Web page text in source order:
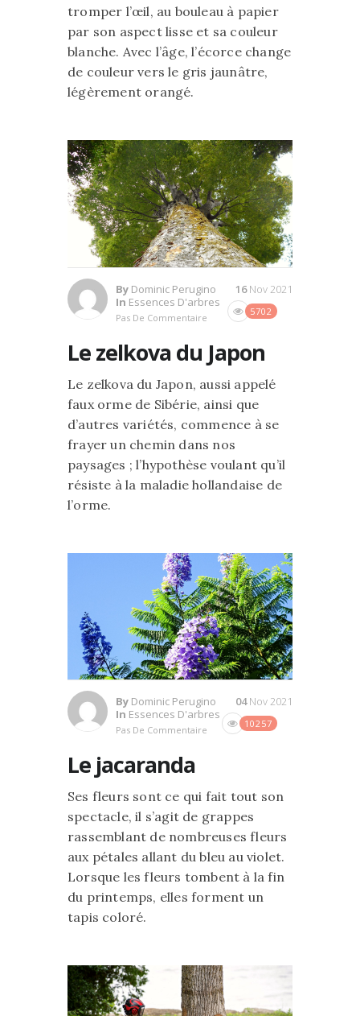
tromper l’œil, au bouleau à papier
par son aspect lisse et sa couleur
blanche. Avec l’âge, l’écorce change
de couleur vers le gris jaunâtre,
légèrement orangé.
By Dominic Perugino
In Essences D'arbres
Pas De Commentaire
5702
16Nov 2021
Le zelkova du Japon
Le zelkova du Japon, aussi appelé
faux orme de Sibérie, ainsi que
d’autres variétés, commence à se
frayer un chemin dans nos
paysages ; l’hypothèse voulant qu’il
résiste à la maladie hollandaise de
l’orme.
By Dominic Perugino
In Essences D'arbres
Pas De Commentaire
10257
04Nov 2021
Le jacaranda
Ses fleurs sont ce qui fait tout son
spectacle, il s’agit de grappes
rassemblant de nombreuses fleurs
aux pétales allant du bleu au violet.
Lorsque les fleurs tombent à la fin
du printemps, elles forment un
tapis coloré.